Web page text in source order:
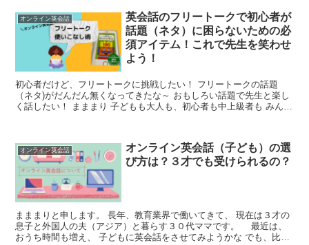
オンライン英会話
英会話のフリートークで初心者が
話題（ネタ）に困らないための必
須アイテム！これで先生を笑わせ
よう！
初心者だけど、フリートークに挑戦したい！ フリートークの話題
（ネタ)がだんだん無くなってきたな～ おもしろい話題で先生と楽し
く話したい！ まままり 子どもも大人も、初心者も中上級者も みんな
オンライン英会話
オンライン英会話（子ども）の選
び方は？３才でも受けられるの？
まままりと申します。 長年、教育業界で働いてきて、 現在は３才の
息子と外国人の夫（アジア）と暮らす３０代ママです。 最近は、
おうち時間も増え、 子どもに英会話をさせてみようかな でも、比較